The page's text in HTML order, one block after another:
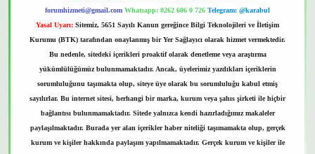
forumhizmeti@gmail.com Whatsapp: 0262 606 0 726 Telegram: @karabul
Yasal Uyarı: Sitemiz, 5651 Sayılı Kanun gereğince Bilgi Teknolojileri ve İletişim
Kurumu (BTK) tarafından onaylanmış bir Yer Sağlayıcı olarak hizmet vermektedir.
Bu nedenle, sitedeki içerikleri proaktif olarak denetleme veya araştırma
yükümlülüğümüz bulunmamaktadır. Ancak, üyelerimiz yazdıkları içeriklerin
sorumluluğunu taşımakta olup, siteye üye olarak bu sorumluluğu kabul etmiş
sayılırlar. Bu internet sitesi, herhangi bir marka, kurum veya şahıs şirketi ile hiçbir
bağlantısı bulunmamaktadır. Sitede yalnızca kendi hazırladığımız makaleler
paylaşılmaktadır. Burada yer alan içerikler haber niteliği taşımamakta olup, gerçek
kurum ve kişiler hakkında paylaşım yapılmamaktadır. Gerçek kurum ve kişiler ile